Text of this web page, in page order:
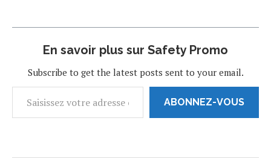
Noirs compte », proclame
dans une résolution
reprenant à son compte…
En savoir plus sur Safety Promo
Subscribe to get the latest posts sent to your email.
ABONNEZ-VOUS